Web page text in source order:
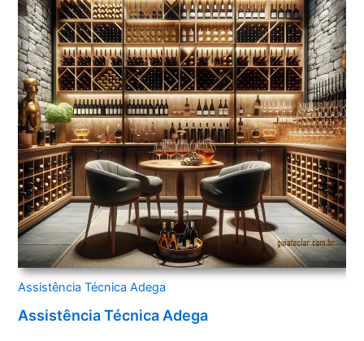
Assistência Técnica Adega
Assistência Técnica Adega